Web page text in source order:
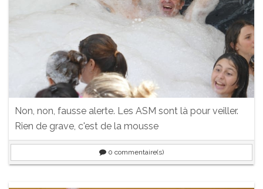
Non, non, fausse alerte. Les ASM sont là pour veiller.
Rien de grave, c'est de la mousse
0 commentaire(s)